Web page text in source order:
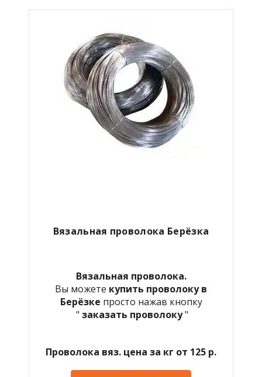
Вязальная проволока Берёзка
Вязальная проволока.
Вы можете купить проволоку в
Берёзке просто нажав кнопку
" заказать проволоку"
Проволока вяз. цена за кг от 125 р.